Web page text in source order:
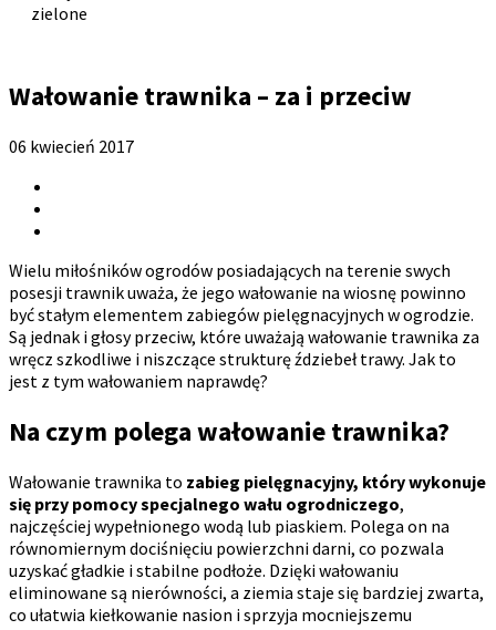
Wałowanie trawnika – za i przeciw
06 kwiecień 2017
Wielu miłośników ogrodów posiadających na terenie swych
posesji trawnik uważa, że jego wałowanie na wiosnę powinno
być stałym elementem zabiegów pielęgnacyjnych w ogrodzie.
Są jednak i głosy przeciw, które uważają wałowanie trawnika za
wręcz szkodliwe i niszczące strukturę ździebeł trawy. Jak to
jest z tym wałowaniem naprawdę?
Na czym polega wałowanie trawnika?
Wałowanie trawnika to zabieg pielęgnacyjny, który wykonuje
się przy pomocy specjalnego wału ogrodniczego,
najczęściej wypełnionego wodą lub piaskiem. Polega on na
równomiernym dociśnięciu powierzchni darni, co pozwala
uzyskać gładkie i stabilne podłoże. Dzięki wałowaniu
eliminowane są nierówności, a ziemia staje się bardziej zwarta,
co ułatwia kiełkowanie nasion i sprzyja mocniejszemu